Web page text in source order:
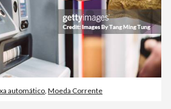
automático, Moeda Corrente